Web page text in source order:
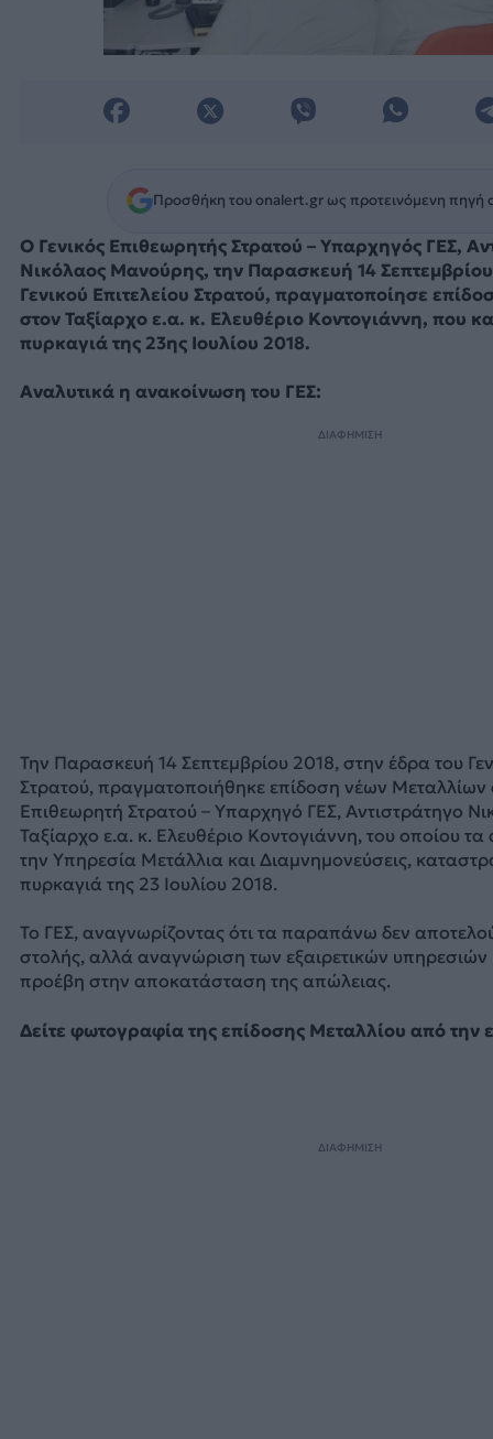
Προσθήκη του onalert.gr ως προτεινόμενη πηγή
O Γενικός Επιθεωρητής Στρατού – Υπαρχηγός ΓΕΣ,
Νικόλαος Μανούρης, την Παρασκευή 14
Γενικού Επιτελείου Στρατού, πραγματοποίησε
στον Ταξίαρχο ε.α. κ. Ελευθέριο Κοντογιάννη, που
πυρκαγιά της 23ης Ιουλίου 2018.
Αναλυτικά η ανακοίνωση του ΓΕΣ:
ΔΙΑΦΗΜΙΣΗ
Την Παρασκευή 14 Σεπτεμβρίου 2018, στην έδρα του
Στρατού, πραγματοποιήθηκε επίδοση νέων Μεταλλίων
Επιθεωρητή Στρατού – Υπαρχηγό ΓΕΣ, Αντιστράτηγο
Ταξίαρχο ε.α. κ. Ελευθέριο Κοντογιάννη, του οποίου
την Υπηρεσία Μετάλλια και Διαμνημονεύσεις,
πυρκαγιά της 23 Ιουλίου 2018.
Το ΓΕΣ, αναγνωρίζοντας ότι τα παραπάνω δεν
στολής, αλλά αναγνώριση των εξαιρετικών υπηρεσιών
προέβη στην αποκατάσταση της απώλειας.
Δείτε φωτογραφία της επίδοσης Μεταλλίου από την
ΔΙΑΦΗΜΙΣΗ